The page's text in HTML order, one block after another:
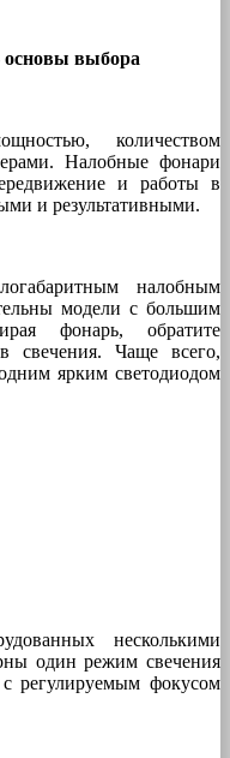
основы выбора
количеством
Налобные фонари
и работы в
и результативными.
налобным
модели с большим
фонарь, обратите
свечения. Чаще всего,
ярким светодиодом
несколькими
один режим свечения
фокусом